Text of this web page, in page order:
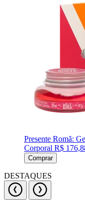
Presente Romã:
Corporal R$
Comprar
DESTAQUES